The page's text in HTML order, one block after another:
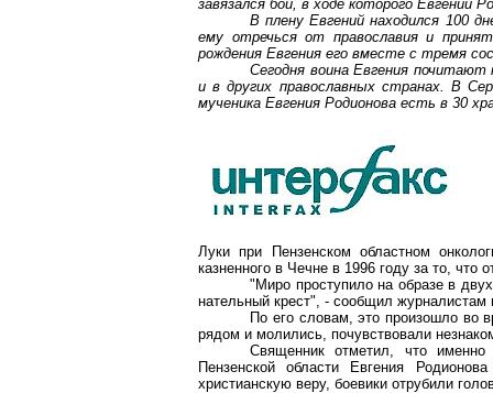
завязался бой, в ходе которого Евгений
В плену Евгений находился 100
ему отречься от православия и
рождения Евгения его вместе с тремя
Сегодня воина Евгения почитают
и в других православных странах. В
мученика Евгения Родионова есть в 30
Луки при Пензенском областном
казненного в Чечне в 1996 году за то, что
"Миро проступило на образе в
нательный крест", - сообщил
По его словам, это произошло во
рядом и молились, почувствовали
Священник отметил, что
Пензенской области Евгения
христианскую веру, боевики отрубили